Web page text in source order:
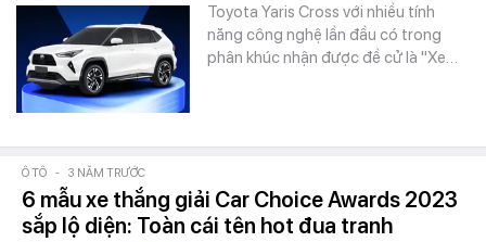
Toyota Yaris Cross với nhiều tính
năng công nghệ lần đầu có trong
phân khúc nhận được đề cử là "Xe…
Ô TÔ - 3 NĂM TRƯỚC
6 mẫu xe thắng giải Car Choice Awards 2023
sắp lộ diện: Toàn cái tên hot đua tranh